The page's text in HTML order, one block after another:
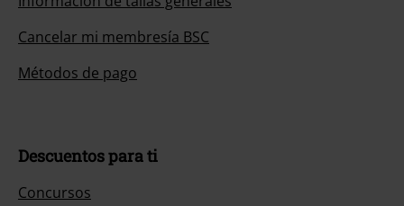
Cancelar mi membresía BSC
Métodos de pago
Descuentos para ti
Concursos